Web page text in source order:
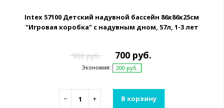
Intex 57100 Детский надувной бассейн 86х86х25см
"Игровая коробка" с надувным дном, 57л, 1-3 лет
900 руб. 700 руб.
Экономия: 200 руб.
− + В корзину